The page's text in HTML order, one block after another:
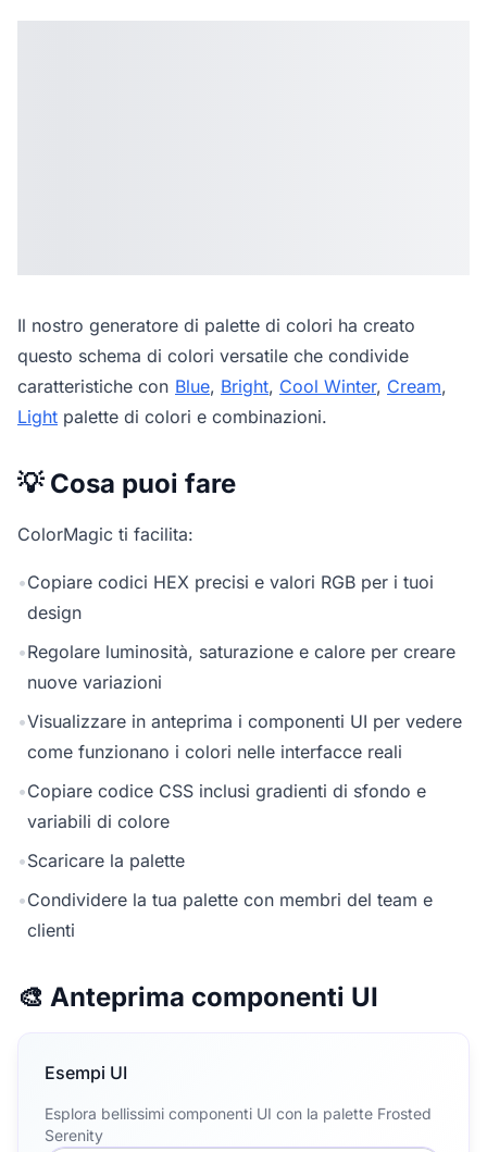
Il nostro generatore di palette di colori ha creato
questo schema di colori versatile che condivide
caratteristiche con Blue, Bright, Cool Winter, Cream,
Light palette di colori e combinazioni.
💡 Cosa puoi fare
ColorMagic ti facilita:
•Copiare codici HEX precisi e valori RGB per i tuoi
design
•Regolare luminosità, saturazione e calore per creare
nuove variazioni
•Visualizzare in anteprima i componenti UI per vedere
come funzionano i colori nelle interfacce reali
•Copiare codice CSS inclusi gradienti di sfondo e
variabili di colore
•Scaricare la palette
•Condividere la tua palette con membri del team e
clienti
🎨 Anteprima componenti UI
Esempi UI
Esplora bellissimi componenti UI con la palette Frosted
Serenity